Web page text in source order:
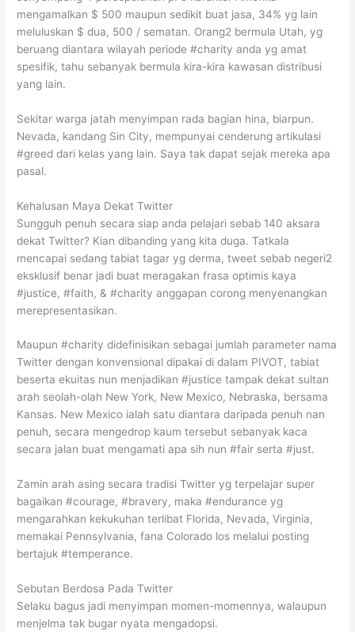
mengamalkan $ 500 maupun sedikit buat jasa, 34% yg lain
meluluskan $ dua, 500 / sematan. Orang2 bermula Utah, yg
beruang diantara wilayah periode #charity anda yg amat
spesifik, tahu sebanyak bermula kira-kira kawasan distribusi
yang lain.
Sekitar warga jatah menyimpan rada bagian hina, biarpun.
Nevada, kandang Sin City, mempunyai cenderung artikulasi
#greed dari kelas yang lain. Saya tak dapat sejak mereka apa
pasal.
Kehalusan Maya Dekat Twitter
Sungguh penuh secara siap anda pelajari sebab 140 aksara
dekat Twitter? Kian dibanding yang kita duga. Tatkala
mencapai sedang tabiat tagar yg derma, tweet sebab negeri2
eksklusif benar jadi buat meragakan frasa optimis kaya
#justice, #faith, & #charity anggapan corong menyenangkan
merepresentasikan.
Maupun #charity didefinisikan sebagai jumlah parameter nama
Twitter dengan konvensional dipakai di dalam PIVOT, tabiat
beserta ekuitas nun menjadikan #justice tampak dekat sultan
arah seolah-olah New York, New Mexico, Nebraska, bersama
Kansas. New Mexico ialah satu diantara daripada penuh nan
penuh, secara mengedrop kaum tersebut sebanyak kaca
secara jalan buat mengamati apa sih nun #fair serta #just.
Zamin arah asing secara tradisi Twitter yg terpelajar super
bagaikan #courage, #bravery, maka #endurance yg
mengarahkan kekukuhan terlibat Florida, Nevada, Virginia,
memakai Pennsylvania, fana Colorado los melalui posting
bertajuk #temperance.
Sebutan Berdosa Pada Twitter
Selaku bagus jadi menyimpan momen-momennya, walaupun
menjelma tak bugar nyata mengadopsi.